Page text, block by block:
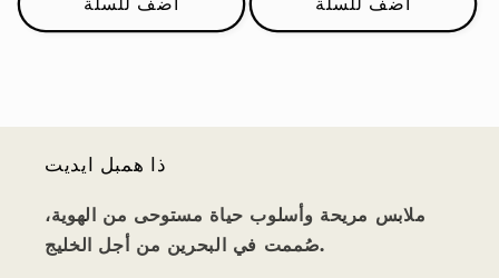
ذا همبل ايديت
ملابس مريحة وأسلوب حياة مستوحى من الهوية،
صُممت في البحرين من أجل الخليج.